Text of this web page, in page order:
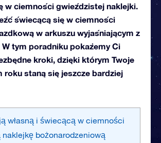
w ciemności gwieździstej naklejki.
świecącą się w ciemności
w arkuszu wyjaśniającym z
W tym poradniku pokażemy Ci
kroki, dzięki którym Twoje
roku staną się jeszcze bardziej
własną i świecącą w ciemności
bożonarodzeniową